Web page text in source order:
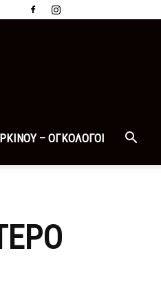
– ΟΓΚΟΛΟΓΟΙ